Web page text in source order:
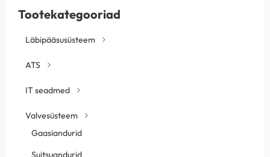
PAKKUMISED
TEENUSED
KONTAKT
TEHTUD TÖÖD
Tootekategooriad
Läbipääsusüsteem
ATS
IT seadmed
Valvesüsteem
Gaasiandurid
Suitsuandurid